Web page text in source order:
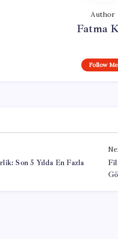
Author
Fatma
Follow Me
Son 5 Yılda En Fazla